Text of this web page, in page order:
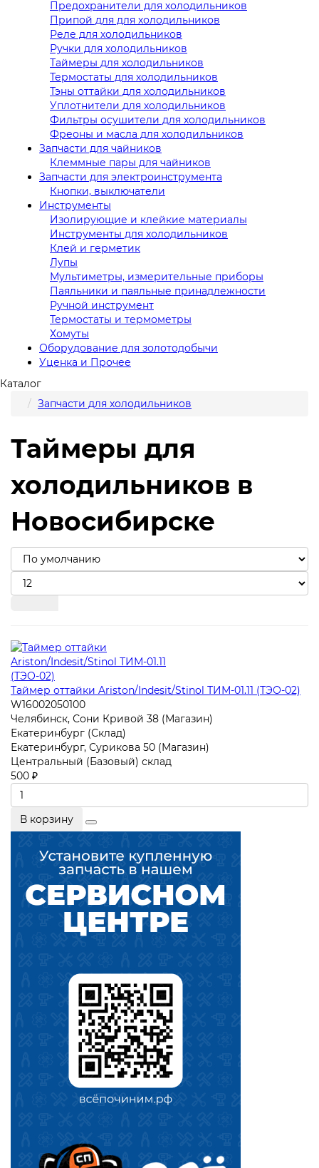
Предохранители для холодильников
Припой для для холодильников
Реле для холодильников
Ручки для холодильников
Таймеры для холодильников
Термостаты для холодильников
Тэны оттайки для холодильников
Уплотнители для холодильников
Фильтры осушители для холодильников
Фреоны и масла для холодильников
Запчасти для чайников
Клеммные пары для чайников
Запчасти для электроинструмента
Кнопки, выключатели
Инструменты
Изолирующие и клейкие материалы
Инструменты для холодильников
Клей и герметик
Лупы
Мультиметры, измерительные приборы
Паяльники и паяльные принадлежности
Ручной инструмент
Термостаты и термометры
Хомуты
Оборудование для золотодобычи
Уценка и Прочее
Каталог
Запчасти для холодильников
Таймеры для
холодильников в
Новосибирске
Таймер оттайки Ariston/Indesit/Stinol ТИМ-01.11 (ТЭО-02)
W16002050100
Челябинск, Сони Кривой 38 (Магазин)
Екатеринбург (Склад)
Екатеринбург, Сурикова 50 (Магазин)
Центральный (Базовый) склад
500 ₽
В корзину